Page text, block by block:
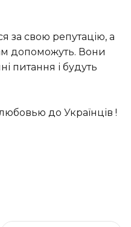
за свою репутацію, а
допоможуть. Вони
питання і будуть
до Українців !